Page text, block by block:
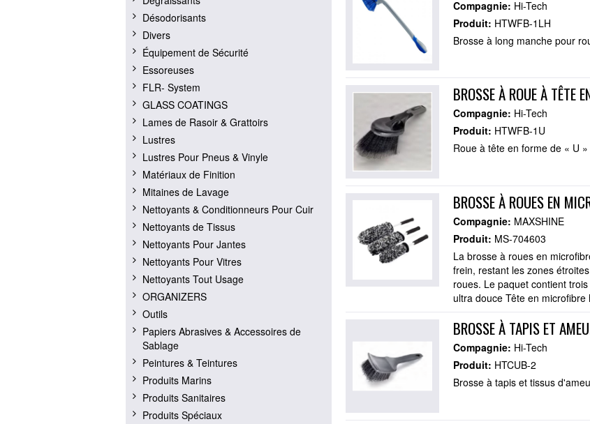
Compagnie: Hi-Tech
Produit: HTWFB-1LH
Brosse à long manche pour
BROSSE À ROUE À TÊTE
Compagnie: Hi-Tech
Produit: HTWFB-1U
Roue à tête en forme de « U
BROSSE À ROUES EN
Compagnie: MAXSHINE
Produit: MS-704603
La brosse à roues en
frein, restant les zones
roues. Le paquet contient
ultra douce Tête en
BROSSE À TAPIS ET
Compagnie: Hi-Tech
Produit: HTCUB-2
Brosse à tapis et tissus
Désodorisants
Divers
Équipement de Sécurité
Essoreuses
FLR- System
GLASS COATINGS
Lames de Rasoir & Grattoirs
Lustres
Lustres Pour Pneus & Vinyle
Matériaux de Finition
Mitaines de Lavage
Nettoyants & Conditionneurs Pour Cuir
Nettoyants de Tissus
Nettoyants Pour Jantes
Nettoyants Pour Vitres
Nettoyants Tout Usage
ORGANIZERS
Outils
Papiers Abrasives & Accessoires de
Sablage
Peintures & Teintures
Produits Marins
Produits Sanitaires
Produits Spéciaux